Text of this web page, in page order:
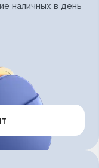
наличных в день